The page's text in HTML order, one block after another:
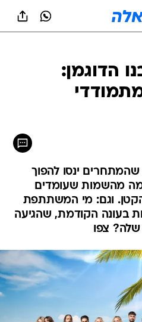
הדוגמן:
ינסו להפוך
מהשמות שעומדים
וגם: מי המשתתפת
בעונה הקודמת, שהגיעה
צפו